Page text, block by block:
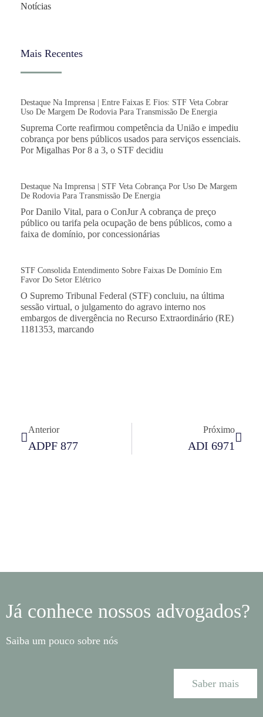
Notícias
Mais Recentes
Destaque Na Imprensa | Entre Faixas E Fios: STF Veta Cobrar
Uso De Margem De Rodovia Para Transmissão De Energia
Suprema Corte reafirmou competência da União e impediu
cobrança por bens públicos usados para serviços essenciais.
Por Migalhas Por 8 a 3, o STF decidiu
Destaque Na Imprensa | STF Veta Cobrança Por Uso De Margem
De Rodovia Para Transmissão De Energia
Por Danilo Vital, para o ConJur A cobrança de preço
público ou tarifa pela ocupação de bens públicos, como a
faixa de domínio, por concessionárias
STF Consolida Entendimento Sobre Faixas De Domínio Em
Favor Do Setor Elétrico
O Supremo Tribunal Federal (STF) concluiu, na última
sessão virtual, o julgamento do agravo interno nos
embargos de divergência no Recurso Extraordinário (RE)
1181353, marcando
Anterior
ADPF 877
Próximo
ADI 6971
Já conhece nossos advogados?
Saiba um pouco sobre nós
Saber mais